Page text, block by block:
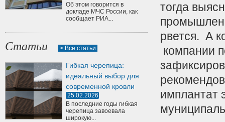
Об этом говорится в
докладе МЧС России, как
сообщает РИА...
Статьи > Все статьи
Гибкая черепица:
идеальный выбор для
современной кровли
25.02.2026
В последние годы гибкая
черепица завоевала
широкую...
тогда
рвется. А
компании
имплантат